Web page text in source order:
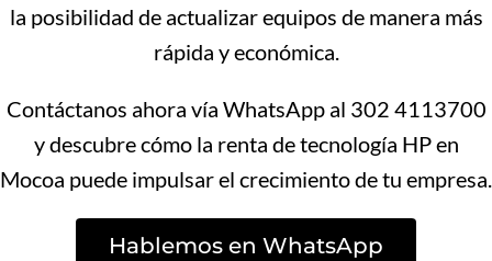
la posibilidad de actualizar equipos de manera más
rápida y económica.
Contáctanos ahora vía WhatsApp al 302 4113700
y descubre cómo la renta de tecnología HP en
Mocoa puede impulsar el crecimiento de tu empresa.
Hablemos en WhatsApp